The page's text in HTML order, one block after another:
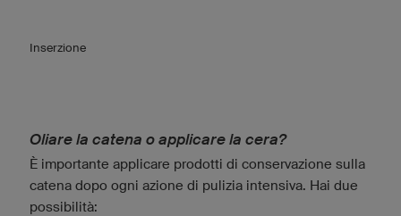
Inserzione
Oliare la catena o applicare la cera?
È importante applicare prodotti di conservazione sulla
catena dopo ogni azione di pulizia intensiva. Hai due
possibilità: